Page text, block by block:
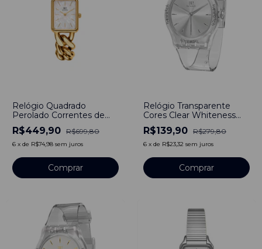
Relógio Quadrado
Perolado Correntes de
Aço Inoxidável Dourado
R$449,90 R$699,80
6 x de R$74,98 sem juros
Comprar
Relógio Transparente
Cores Clear Whiteness
Prata Bewatch
R$139,90 R$279,80
6 x de R$23,32 sem juros